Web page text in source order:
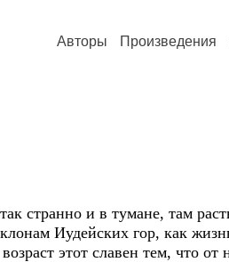
Авторы Произведения
странно и в тумане, там
Иудейских гор, как
этот славен тем, что от